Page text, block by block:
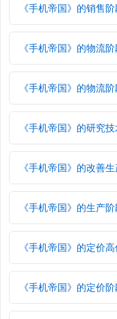
《手机帝国》的销售
《手机帝国》的物流
《手机帝国》的物流
《手机帝国》的研究
《手机帝国》的改善
《手机帝国》的生产
《手机帝国》的定价
《手机帝国》的定价